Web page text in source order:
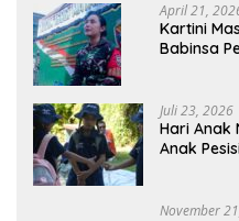
April 21,
Kartini
Babinsa
Juli 23, 2026
Hari Anak
Anak
November